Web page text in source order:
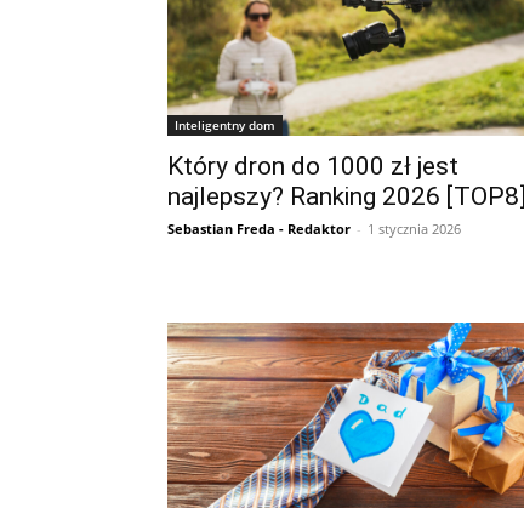
Inteligentny dom
Który dron do 1000 zł jest
najlepszy? Ranking 2026 [TOP8]
Sebastian Freda - Redaktor - 1 stycznia 2026